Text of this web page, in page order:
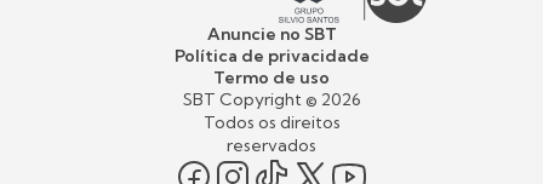
Anuncie no SBT
Política de privacidade
Termo de uso
SBT Copyright © 2026
Todos os direitos
reservados